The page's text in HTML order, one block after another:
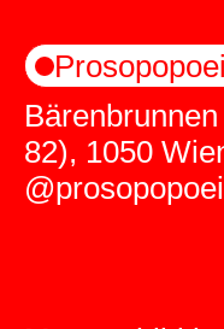
82), 1050